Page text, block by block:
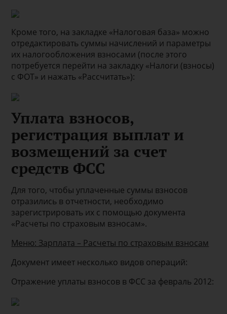
Кроме того, на закладке «Налоговая база» можно
отредактировать суммы начислений и параметры
их налогообложения взносами (после этого
потребуется перейти на закладку «Налоги (взносы)
с ФОТ» и нажать «Рассчитать»):
Уплата взносов,
регистрация выплат и
возмещений за счет
средств ФСС
Для того, чтобы уплаченные суммы взносов
отразились в отчетности, необходимо
зарегистрировать их с помощью документа
«Расчеты по страховым взносам».
Меню: Зарплата – Расчеты по страховым взносам
Документ имеет несколько видов операций:
Отражение уплаты взносов в ФСС за февраль 2012: